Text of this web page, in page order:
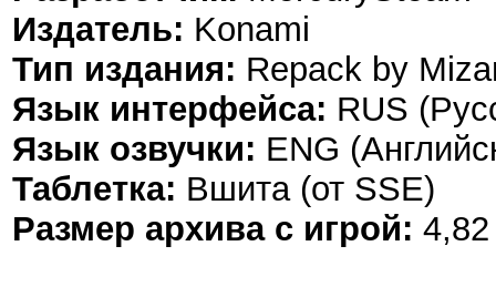
Издатель: Konami
Тип издания: Repack by
Язык интерфейса: RUS
Язык озвучки: ENG
Таблетка: Вшита (от SSE)
Размер архива с игрой: